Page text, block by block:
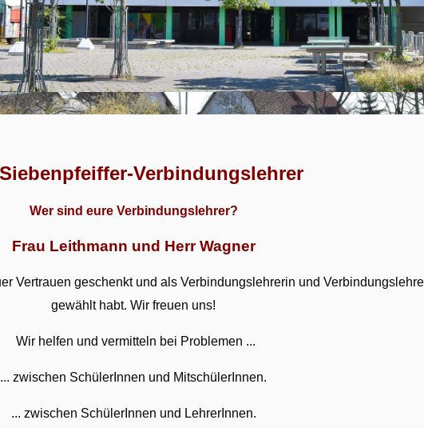
Verbindungslehrer
Wer sind eure Verbindungslehrer?
Frau Leithmann und Herr Wagner
Vertrauen geschenkt und als Verbindungslehrerin und
gewählt habt. Wir freuen uns!
Wir helfen und vermitteln bei Problemen ...
... zwischen SchülerInnen und MitschülerInnen.
... zwischen SchülerInnen und LehrerInnen.